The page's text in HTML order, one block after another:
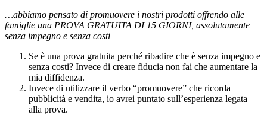
…abbiamo pensato di promuovere i nostri prodotti offrendo alle
famiglie una PROVA GRATUITA DI 15 GIORNI, assolutamente
senza impegno e senza costi
Se è una prova gratuita perché ribadire che è senza impegno e
senza costi? Invece di creare fiducia non fai che aumentare la
mia diffidenza.
Invece di utilizzare il verbo “promuovere” che ricorda
pubblicità e vendita, io avrei puntato sull’esperienza legata
alla prova.